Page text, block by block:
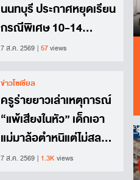
นนทบุรี ประกาศหยุดเรียน
กรณีพิเศษ 10-14
ส.ค.69
7 ส.ค. 2569 57views
ข่าวโซเชียล
ครูร่ายยาวเล่าเหตุการณ์
“แพ้เสียงในหัว” เด็กเอา
แม่มาล้อตำหนิแต่ไม่สลด
เคลียร์ใจขอโทษกันแล้ว
7 ส.ค. 2569 1.3Kviews